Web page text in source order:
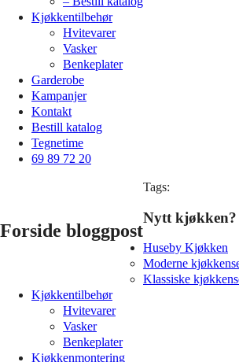
Kjøkkentilbehør
Hvitevarer
Vasker
Benkeplater
Garderobe
Kampanjer
Kontakt
Bestill katalog
Tegnetime
69 89 72 20
Forside bloggpost
Tags:
Nytt kjøkken?
Huseby Kjøkken
Moderne
Klassiske
Kjøkkentilbehør
Hvitevarer
Vasker
Benkeplater
Kjøkkenmontering